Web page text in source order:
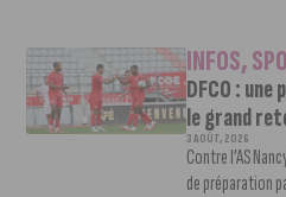
INFOS,
DFCO :
le grand
3 AOÛT, 2026
Contre l’AS
de préparation